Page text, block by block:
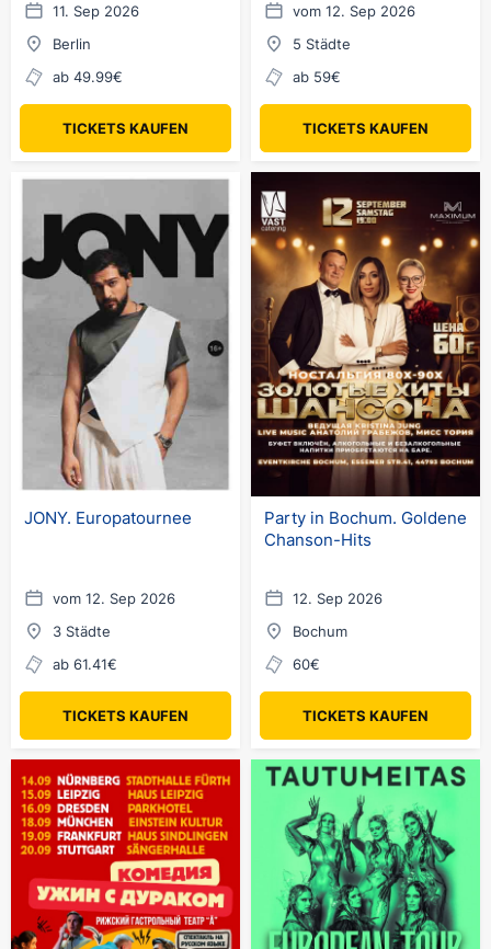
11. Sep 2026
Berlin
ab 49.99€
TICKETS KAUFEN
Deutschland
vom 12. Sep 2026
5 Städte
ab 59€
TICKETS KAUFEN
JONY. Europatournee
vom 12. Sep 2026
3 Städte
ab 61.41€
TICKETS KAUFEN
Party in Bochum. Goldene
Chanson-Hits
12. Sep 2026
Bochum
60€
TICKETS KAUFEN